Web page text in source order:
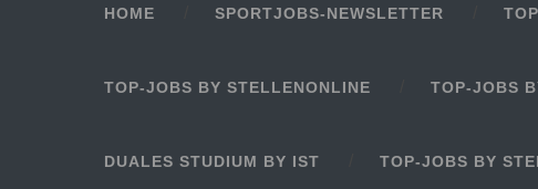
HOME SPORTJOBS-NEWSLETTER
TOP-JOBS BY STELLENONLINE TOP-JOBS
DUALES STUDIUM BY IST TOP-JOBS BY